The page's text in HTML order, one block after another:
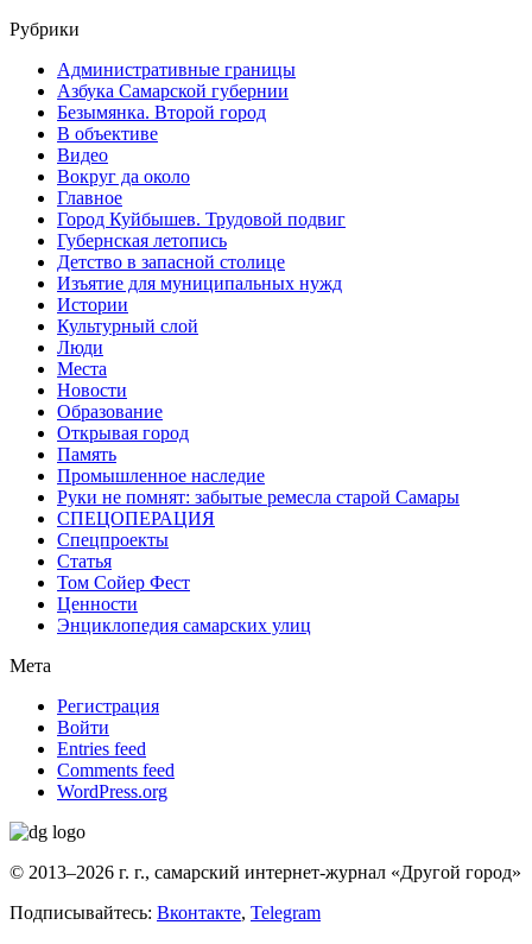
Рубрики
Административные границы
Азбука Самарской губернии
Безымянка. Второй город
В объективе
Видео
Вокруг да около
Главное
Город Куйбышев. Трудовой подвиг
Губернская летопись
Детство в запасной столице
Изъятие для муниципальных нужд
Истории
Культурный слой
Люди
Места
Новости
Образование
Открывая город
Память
Промышленное наследие
Руки не помнят: забытые ремесла старой Самары
СПЕЦОПЕРАЦИЯ
Спецпроекты
Статья
Том Сойер Фест
Ценности
Энциклопедия самарских улиц
Мета
Регистрация
Войти
Entries feed
Comments feed
WordPress.org
© 2013–2026 г. г., самарский интернет-журнал «Другой город»
Подписывайтесь: Вконтакте, Telegram